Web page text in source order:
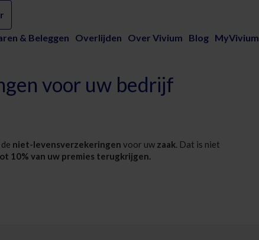
Vivium - Vivium
& Beleggen Overlijden Over Vivium Blog MyVivium
voor uw bedrijf
niet-levensverzekeringen voor uw zaak. Dat is niet
10% van uw premies terugkrijgen.